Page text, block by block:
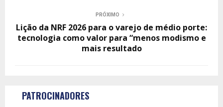
PRÓXIMO
Lição da NRF 2026 para o varejo de médio porte:
tecnologia como valor para “menos modismo e
mais resultado
PATROCINADORES